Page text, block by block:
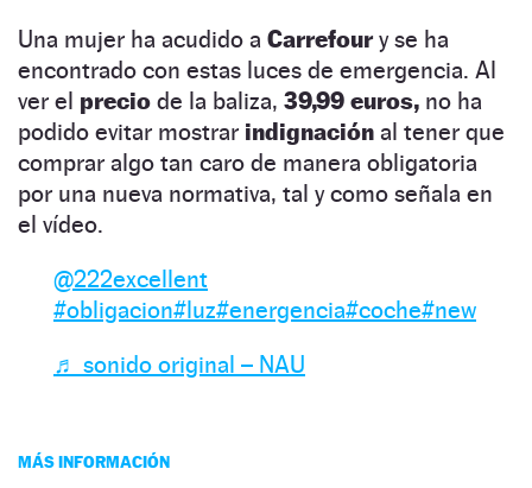
Una mujer ha acudido a Carrefoury se ha
encontrado con estas luces de emergencia. Al
ver el precio de la baliza, 39,99 euros, no ha
podido evitar mostrar indignación al tener que
comprar algo tan caro de manera obligatoria
por una nueva normativa, tal y como señala en
el vídeo.
@222excellent
#obligacion#luz#energencia#coche#new
♬ sonido original – NAU
MÁS INFORMACIÓN